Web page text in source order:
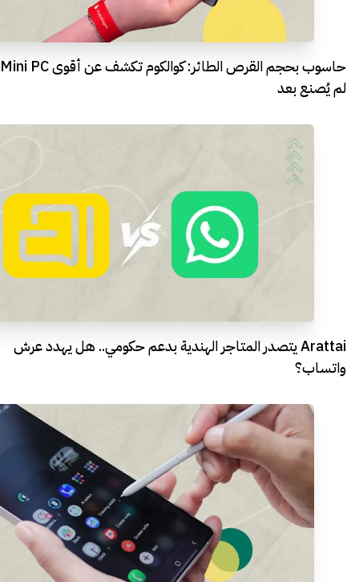
حاسوب بحجم القرص الطائر: كوالكوم تكشف عن أقوى Mini PC
لم يُصنع بعد
Arattai يتصدر المتاجر الهندية بدعم حكومي.. هل يهدد عرش
واتساب؟